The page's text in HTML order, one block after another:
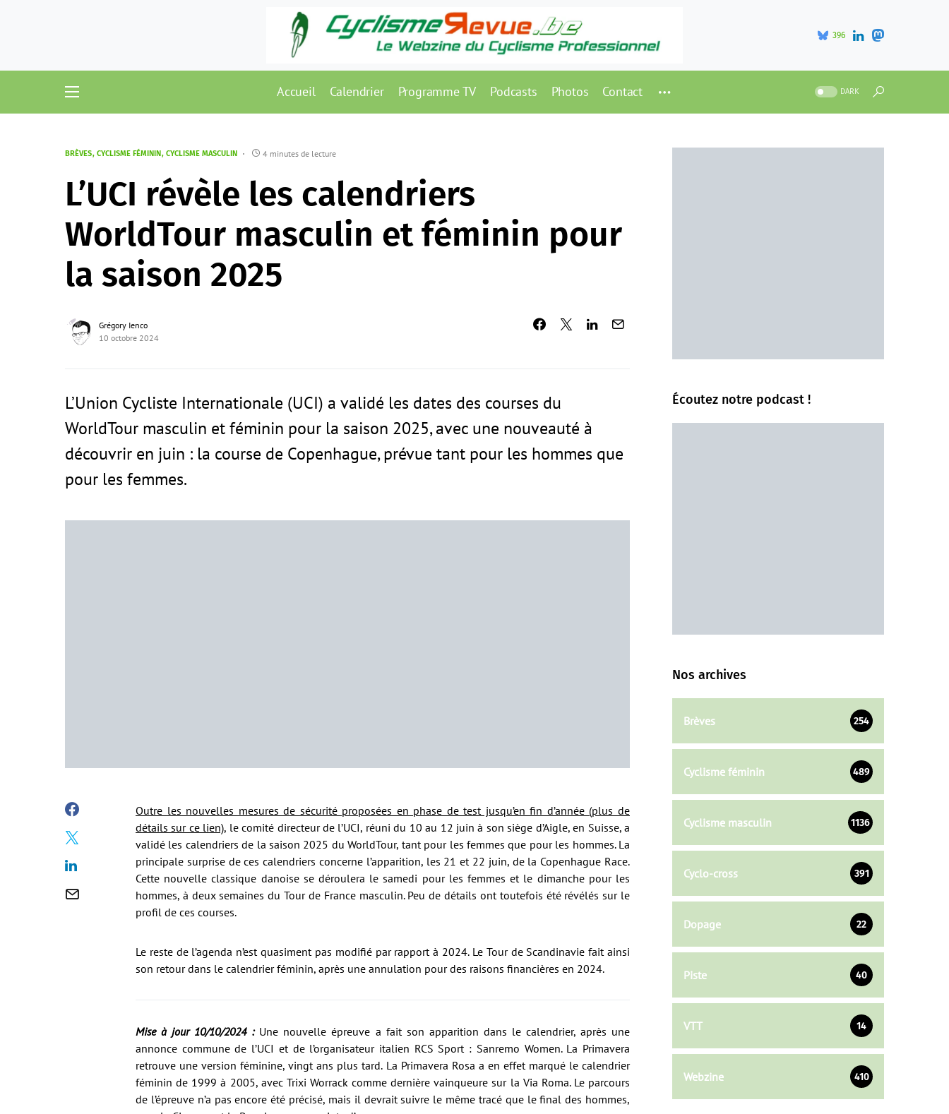
396
Accueil Calendrier Programme TV Podcasts Photos Contact DARK
BRÈVES CYCLISME FÉMININ CYCLISME MASCULIN 4 minutes de lecture
L’UCI révèle les calendriers
WorldTour masculin et féminin pour
la saison 2025
Grégory Ienco
10 octobre 2024
L’Union Cycliste Internationale (UCI) a validé les dates des courses du
WorldTour masculin et féminin pour la saison 2025, avec une nouveauté à
découvrir en juin : la course de Copenhague, prévue tant pour les hommes que
pour les femmes.
Outre les nouvelles mesures de sécurité proposées en phase de test jusqu’en fin d’année (plus de
détails sur ce lien), le comité directeur de l’UCI, réuni du 10 au 12 juin à son siège d’Aigle, en Suisse, a
validé les calendriers de la saison 2025 du WorldTour, tant pour les femmes que pour les hommes. La
principale surprise de ces calendriers concerne l’apparition, les 21 et 22 juin, de la Copenhague Race.
Cette nouvelle classique danoise se déroulera le samedi pour les femmes et le dimanche pour les
hommes, à deux semaines du Tour de France masculin. Peu de détails ont toutefois été révélés sur le
profil de ces courses.
Le reste de l’agenda n’est quasiment pas modifié par rapport à 2024. Le Tour de Scandinavie fait ainsi
son retour dans le calendrier féminin, après une annulation pour des raisons financières en 2024.
Mise à jour 10/10/2024 :Une nouvelle épreuve a fait son apparition dans le calendrier, après une
annonce commune de l’UCI et de l’organisateur italien RCS Sport : Sanremo Women. La Primavera
retrouve une version féminine, vingt ans plus tard. La Primavera Rosa a en effet marqué le calendrier
féminin de 1999 à 2005, avec Trixi Worrack comme dernière vainqueure sur la Via Roma. Le parcours
de l’épreuve n’a pas encore été précisé, mais il devrait suivre le même tracé que le final des hommes,
Écoutez notre podcast !
Nos archives
Brèves 254
Cyclisme féminin 489
Cyclisme masculin 1136
Cyclo-cross 391
Dopage 22
Piste 40
VTT 14
Webzine 410